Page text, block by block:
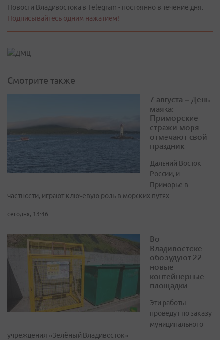
Новости Владивостока в Telegram - постоянно в течение дня.
Подписывайтесь одним нажатием!
Смотрите также
7 августа – День
маяка:
Приморские
стражи моря
отмечают свой
праздник
Дальний Восток
России, и
Приморье в
частности, играют ключевую роль в морских путях
сегодня, 13:46
Во
Владивостоке
оборудуют 22
новые
контейнерные
площадки
Эти работы
проведут по заказу
муниципального
учреждения «Зелёный Владивосток»